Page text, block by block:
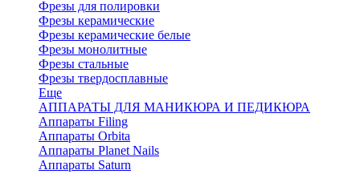
Фрезы для полировки
Фрезы керамические
Фрезы керамические белые
Фрезы монолитные
Фрезы стальные
Фрезы твердосплавные
Еще
АППАРАТЫ ДЛЯ МАНИКЮРА И ПЕДИКЮРА
Аппараты Filing
Аппараты Orbita
Аппараты Planet Nails
Аппараты Saturn